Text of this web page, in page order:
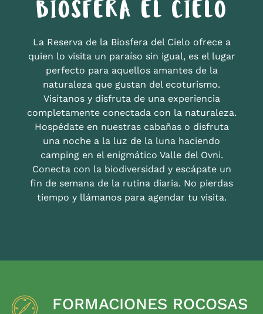
BIOSFERA EL CIELO
La Reserva de la Biosfera del Cielo ofrece a
quien lo visita un paraíso sin igual, es el lugar
perfecto para aquellos amantes de la
naturaleza que gustan del ecoturismo.
Visítanos y disfruta de una experiencia
completamente conectada con la naturaleza.
Hospédate en nuestras cabañas o disfruta
una noche a la luz de la luna haciendo
camping en el enigmático Valle del Ovni.
Conecta con la biodiversidad y escápate un
fin de semana de la rutina diaria. No pierdas
tiempo y llámanos para agendar tu visita.
FORMACIONES ROCOSAS